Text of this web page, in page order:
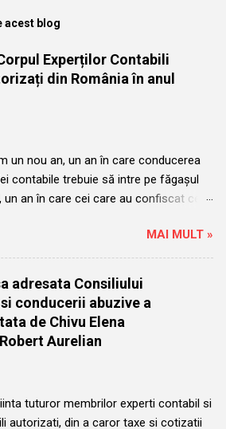
acest blog
Experților Contabili
din România în anul
un nou an, un an în care conducerea
contabile trebuie să intre pe făgașul
un an în care cei care au confiscat cel
Este anul alegerilor pentru
superior, consiliile filialelor și comisiile
Este anul în care evoluția normală
a organismului nu poate permite
pe funcții a acelorași persoane.
și vom comunica membrilor
are dreptul de a participa la
MAI MULT »
adresata Consiliului
conducerii abuzive a
de Chivu Elena
Aurelian
tuturor membrilor experti contabil si
autorizati, din a caror taxe si cotizatii